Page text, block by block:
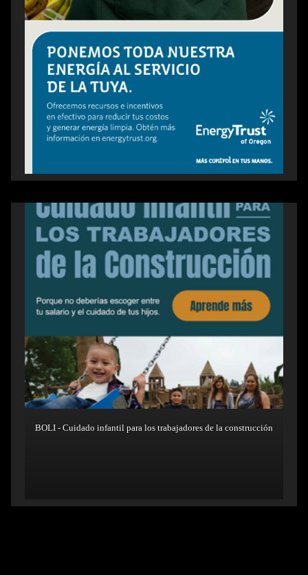
BOLI - Cuidado infantil para los trabajadores de la construcción